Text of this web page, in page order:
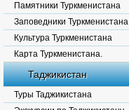
Памятники Туркменистана
Заповедники Туркменистана
Культура Туркменистана
Карта Туркменистана.
Таджикистан
Туры Таджикистана